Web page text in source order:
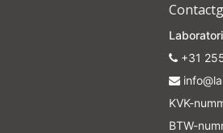
+31
KVK-
BTW-